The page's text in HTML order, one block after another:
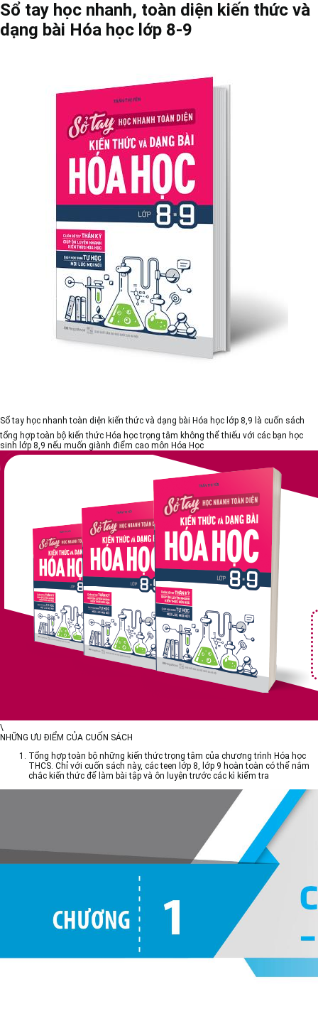
Sổ tay học nhanh, toàn diện kiến thức và
dạng bài Hóa học lớp 8-9
Sổ tay học nhanh toàn diện kiến thức và dạng bài Hóa học lớp 8,9 là cuốn sách
tổng hợp toàn bộ kiến thức Hóa học trọng tâm không thể thiếu với các bạn học
sinh lớp 8,9 nếu muốn giành điểm cao môn Hóa Học
\
NHỮNG ƯU ĐIỂM CỦA CUỐN SÁCH
Tổng hợp toàn bộ những kiến thức trọng tâm của chương trình Hóa học
THCS. Chỉ với cuốn sách này, các teen lớp 8, lớp 9 hoàn toàn có thể nắm
chắc kiến thức để làm bài tập và ôn luyện trước các kì kiểm tra